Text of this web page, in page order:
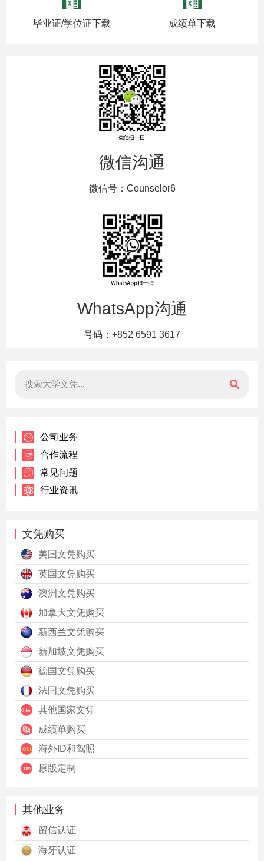
毕业证/学位证下载 成绩单下载
微信沟通
微信号：Counselor6
WhatsApp沟通
号码：+852 6591 3617
公司业务
合作流程
常见问题
行业资讯
文凭购买
美国文凭购买
英国文凭购买
澳洲文凭购买
加拿大文凭购买
新西兰文凭购买
新加坡文凭购买
德国文凭购买
法国文凭购买
其他国家文凭
成绩单购买
海外ID和驾照
原版定制
其他业务
留信认证
海牙认证